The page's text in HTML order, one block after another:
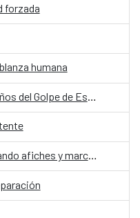
forzada
humana
«Oficina Larrea, 60 años diseñando afiches y marcas: 1964-2022